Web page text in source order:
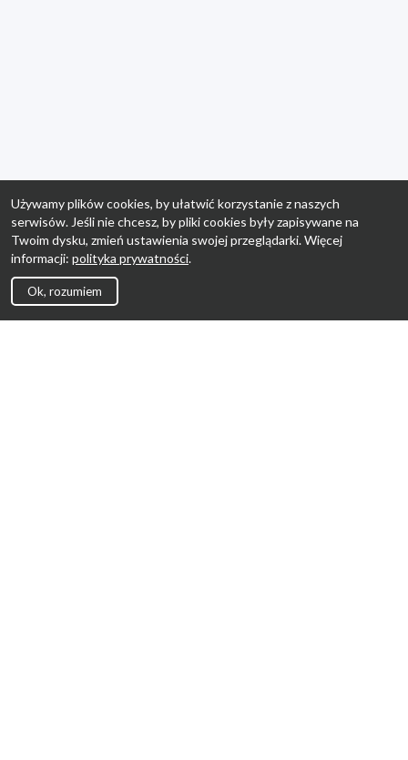
Używamy plików cookies, by ułatwić korzystanie z naszych
serwisów. Jeśli nie chcesz, by pliki cookies były zapisywane na
Twoim dysku, zmień ustawienia swojej przeglądarki. Więcej
informacji: polityka prywatności.
Ok, rozumiem